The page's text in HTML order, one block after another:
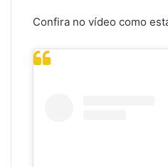
Confira no vídeo como